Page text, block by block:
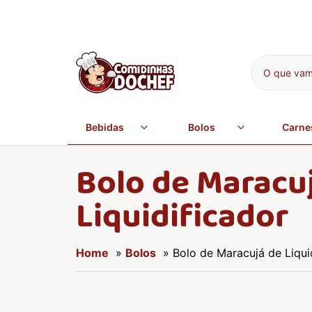
O que
Bebidas Bolos
Bolo de
Liquidificador
Home » Bolos » Bolo de Maracujá de